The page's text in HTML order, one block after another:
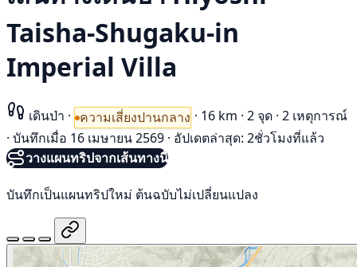
Taisha-Shugaku-in
Imperial Villa
เดินป่า · ความเสี่ยงปานกลาง · 16 km · 2 จุด · 2 เหตุการณ์
· บันทึกเมื่อ 16 เมษายน 2569 · อัปเดตล่าสุด: 2ชั่วโมงที่แล้ว
วางแผนทริปจากเส้นทางนี้
บันทึกเป็นแผนทริปใหม่ ต้นฉบับไม่เปลี่ยนแปลง